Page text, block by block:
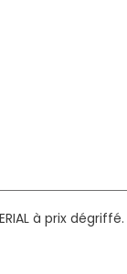
à prix dégriffé.